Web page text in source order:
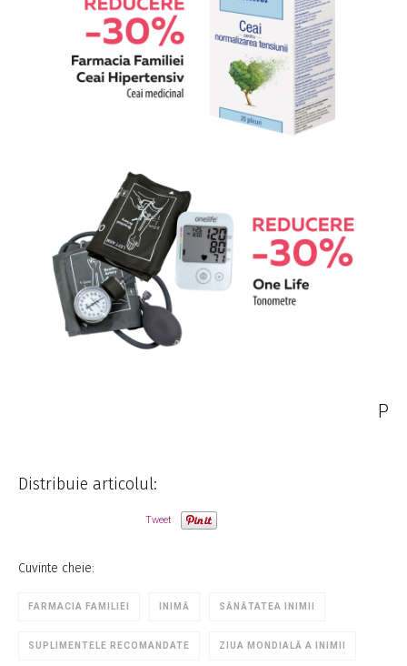
P
Distribuie articolul:
Tweet
Cuvinte cheie:
FARMACIA FAMILIEI INIMĂ SĂNĂTATEA INIMII
SUPLIMENTELE RECOMANDATE ZIUA MONDIALĂ A INIMII